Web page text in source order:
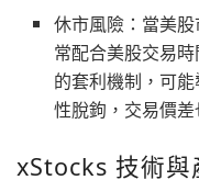
休市風險：當美
常配合美股交易
的套利機制，可
性脫鉤，交易價差
xStocks 技術與